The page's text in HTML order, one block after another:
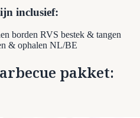
inclusief:
borden RVS bestek & tangen
& ophalen NL/BE
pakket: